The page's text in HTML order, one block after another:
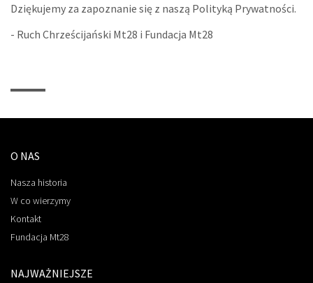
Dziękujemy za zapoznanie się z naszą Polityką Prywatności.
- Ruch Chrześcijański Mt28 i Fundacja Mt28
O NAS
Nasza historia
W co wierzymy
Kontakt
Fundacja Mt28
NAJWAŻNIEJSZE